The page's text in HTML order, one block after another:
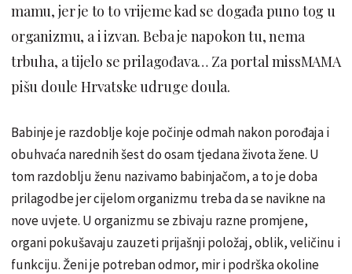
mamu, jer je to to vrijeme kad se događa puno tog u
organizmu, a i izvan. Beba je napokon tu, nema
trbuha, a tijelo se prilagođava… Za portal missMAMA
pišu doule Hrvatske udruge doula.
Babinje je razdoblje koje počinje odmah nakon porođaja i
obuhvaća narednih šest do osam tjedana života žene. U
tom razdoblju ženu nazivamo babinjačom, a to je doba
prilagodbe jer cijelom organizmu treba da se navikne na
nove uvjete. U organizmu se zbivaju razne promjene,
organi pokušavaju zauzeti prijašnji položaj, oblik, veličinu i
funkciju. Ženi je potreban odmor, mir i podrška okoline